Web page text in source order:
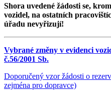
Shora uvedené žádosti se,
vozidel, na ostatních
úřadu nevyřizují!
Vybrané změny v evidenci
č.56/2001 Sb.
Doporučený vzor žádosti o
zejména pro dopravce)